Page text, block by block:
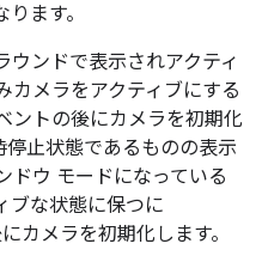
ます。
ウンドで表示されアクティ
カメラをアクティブにする
ントの後にカメラを初期化
停止状態であるものの表示
ドウ モードになっている
ブな状態に保つに
カメラを初期化します。